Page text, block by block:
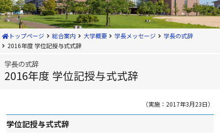
トップページ 総合案内 大学概要 学長メッセージ
学長の式辞
2016年度 学位記授与式式辞
学長の式辞
2016年度 学位記授与式式辞
（実施：2017年3月23日）
学位記授与式式辞